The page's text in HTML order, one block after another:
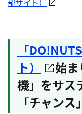
部サイト）
「
ト）
始
機」をサス
「チャンス